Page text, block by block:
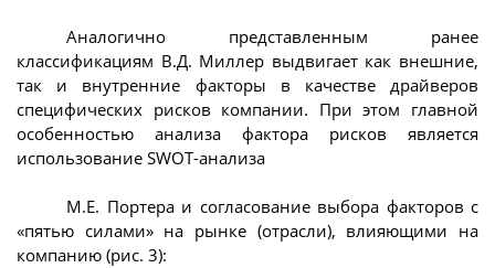
Аналогично представленным ранее
классификациям В.Д. Миллер выдвигает как внешние,
так и внутренние факторы в качестве драйверов
специфических рисков компании. При этом главной
особенностью анализа фактора рисков является
использование SWOT-анализа
М.Е. Портера и согласование выбора факторов с
«пятью силами» на рынке (отрасли), влияющими на
компанию (рис. 3):